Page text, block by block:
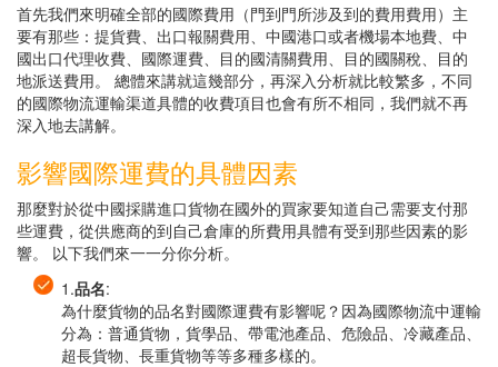
首先我們來明確全部的國際費用（門到門所涉及到的費用費用）主
要有那些：提貨費、出口報關費用、中國港口或者機場本地費、中
國出口代理收費、國際運費、目的國清關費用、目的國關稅、目的
地派送費用。 總體來講就這幾部分，再深入分析就比較繁多，不同
的國際物流運輸渠道具體的收費項目也會有所不相同，我們就不再
深入地去講解。
影響國際運費的具體因素
那麼對於從中國採購進口貨物在國外的買家要知道自己需要支付那
些運費，從供應商的到自己倉庫的所費用具體有受到那些因素的影
響。 以下我們來一一分你分析。
1.品名:
為什麼貨物的品名對國際運費有影響呢？因為國際物流中運輸
分為：普通貨物，貨學品、帶電池產品、危險品、冷藏產品、
超長貨物、長重貨物等等多種多樣的。